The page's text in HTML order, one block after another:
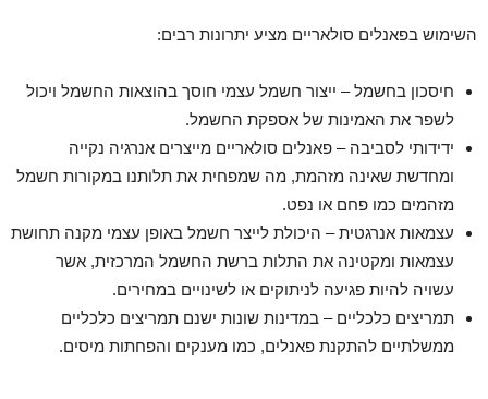
השימוש בפאנלים סולאריים מציע יתרונות רבים:
חיסכון בחשמל – ייצור חשמל עצמי חוסך בהוצאות החשמל ויכול
לשפר את האמינות של אספקת החשמל.
ידידותי לסביבה – פאנלים סולאריים מייצרים אנרגיה נקייה
ומחדשת שאינה מזהמת, מה שמפחית את תלותנו במקורות חשמל
מזהמים כמו פחם או נפט.
עצמאות אנרגטית – היכולת לייצר חשמל באופן עצמי מקנה תחושת
עצמאות ומקטינה את התלות ברשת החשמל המרכזית, אשר
עשויה להיות פגיעה לניתוקים או לשינויים במחירים.
תמריצים כלכליים – במדינות שונות ישנם תמריצים כלכליים
ממשלתיים להתקנת פאנלים, כמו מענקים והפחתות מיסים.